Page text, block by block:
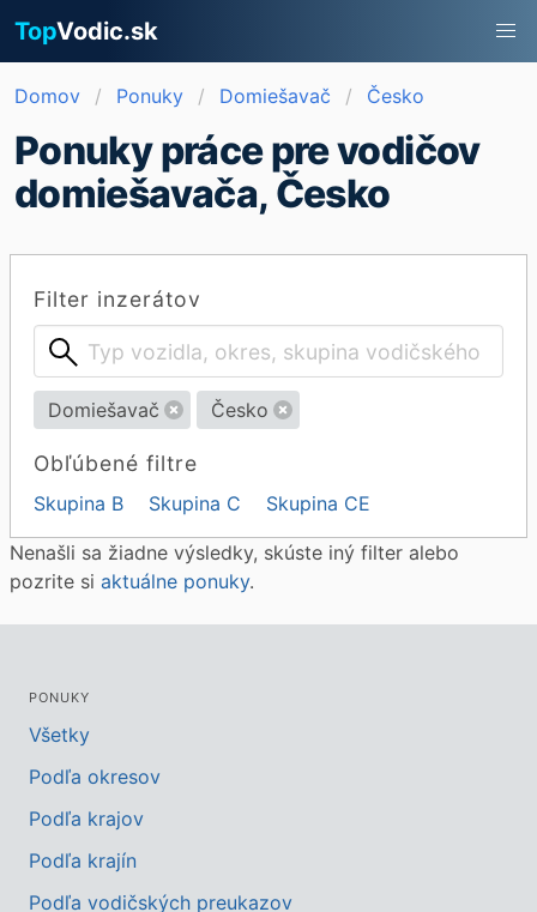
TopVodic.sk
Domov Ponuky Domiešavač Česko
Ponuky práce pre vodičov
domiešavača, Česko
Filter inzerátov
Domiešavač Česko
Obľúbené filtre
Skupina B Skupina C Skupina CE
Nenašli sa žiadne výsledky, skúste iný filter alebo
pozrite si aktuálne ponuky.
PONUKY
Všetky
Podľa okresov
Podľa krajov
Podľa krajín
Podľa vodičských preukazov